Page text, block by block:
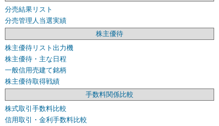
分売結果リスト
分売管理人当選実績
株主優待
株主優待リスト出力機
株主優待・主な日程
一般信用売建て銘柄
株主優待取得戦績
手数料関係比較
株式取引手数料比較
信用取引・金利手数料比較